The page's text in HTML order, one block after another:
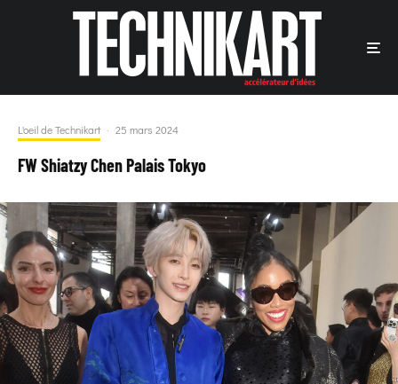
L'oeil de Technikart · 25 mars 2024
FW Shiatzy Chen Palais Tokyo